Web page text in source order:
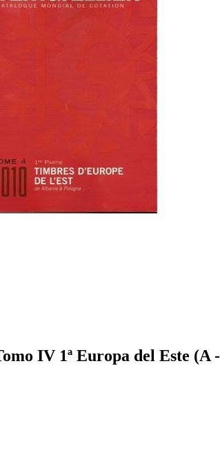
IV 1ª Europa del Este (A -